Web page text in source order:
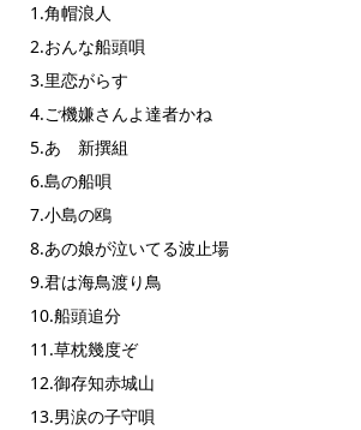
1.角帽浪人
2.おんな船頭唄
3.里恋がらす
4.ご機嫌さんよ達者かね
5.あゝ新撰組
6.島の船唄
7.小島の鴎
8.あの娘が泣いてる波止場
9.君は海鳥渡り鳥
10.船頭追分
11.草枕幾度ぞ
12.御存知赤城山
13.男涙の子守唄